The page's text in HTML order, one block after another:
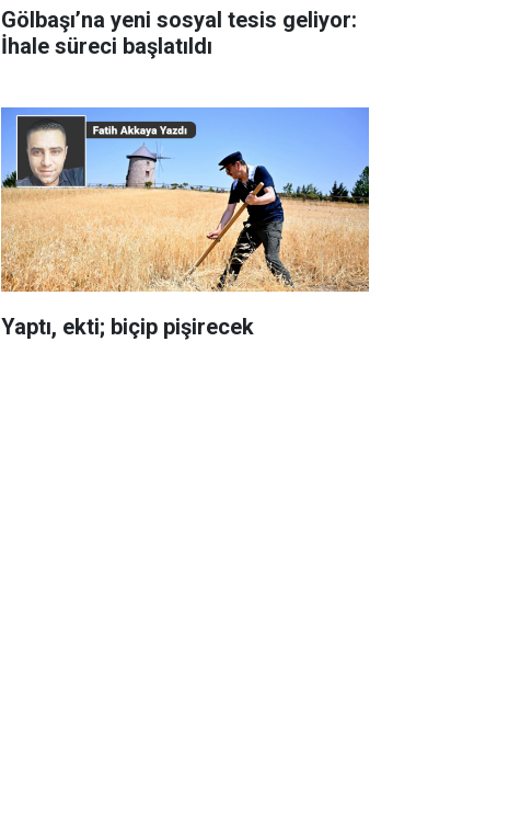
Gölbaşı’na yeni sosyal tesis geliyor:
İhale süreci başlatıldı
Yaptı, ekti; biçip pişirecek